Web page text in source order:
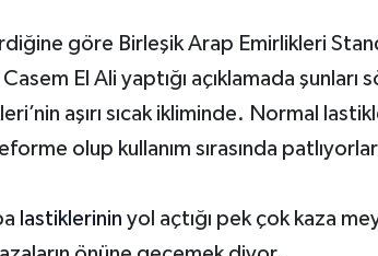
göre Birleşik Arap Emirlikleri
El Ali yaptığı açıklamada şunları
aşırı sıcak ikliminde. Normal
olup kullanım sırasında
lastiklerinin yol açtığı pek çok kaza